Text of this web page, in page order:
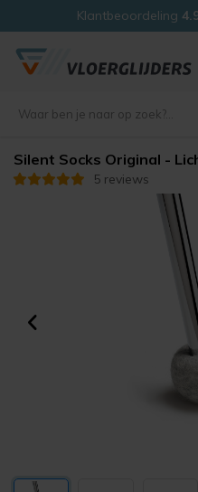
Klantbeoordeling
Silent Socks Original -
5 reviews